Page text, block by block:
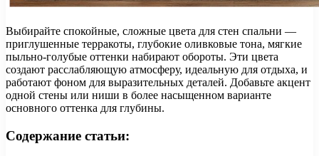
Выбирайте спокойные, сложные цвета для стен спальни —
приглушенные терракоты, глубокие оливковые тона, мягкие
пыльно-голубые оттенки набирают обороты. Эти цвета
создают расслабляющую атмосферу, идеальную для отдыха, и
работают фоном для выразительных деталей. Добавьте акцент
одной стены или ниши в более насыщенном варианте
основного оттенка для глубины.
Содержание статьи: